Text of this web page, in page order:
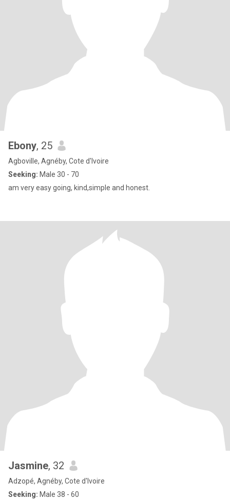
Ebony, 25
Agboville, Agnéby, Cote d'Ivoire
Seeking: Male 30 - 70
am very easy going, kind,simple and honest.
Jasmine, 32
Adzopé, Agnéby, Cote d'Ivoire
Seeking: Male 38 - 60